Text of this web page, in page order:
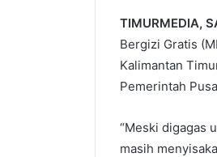
TIMURMEDIA,
Bergizi Gratis
Kalimantan
Pemerintah
“Meski digagas
masih